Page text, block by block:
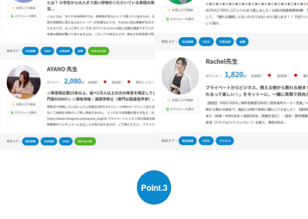
Point.3